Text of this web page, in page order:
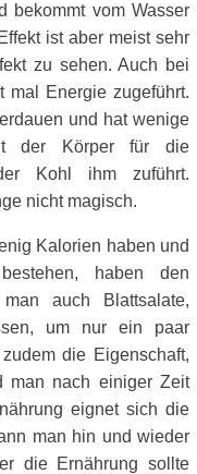
bekommt vom Wasser
ist aber meist sehr
zu sehen. Auch bei
mal Energie zugeführt.
und hat wenige
der Körper für die
Kohl ihm zuführt.
nicht magisch.
Kalorien haben und
haben den
auch Blattsalate,
um nur ein paar
die Eigenschaft,
man nach einiger Zeit
eignet sich die
man hin und wieder
die Ernährung sollte